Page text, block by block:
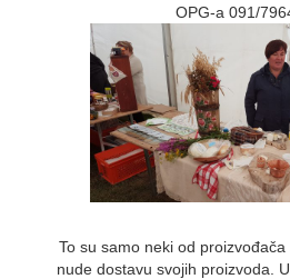
OPG-a 091/
To su samo neki od
nude dostavu svojih proizvoda.